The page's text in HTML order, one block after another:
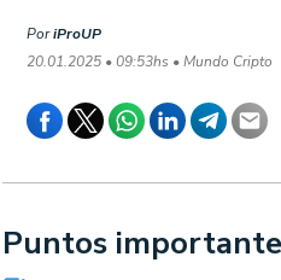
PoriProUP
20.01.2025 • 09:53hs • Mundo Cripto
Puntos